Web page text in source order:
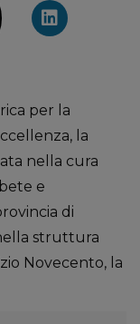
per la
la
nella cura
e
di
struttura
Novecento, la